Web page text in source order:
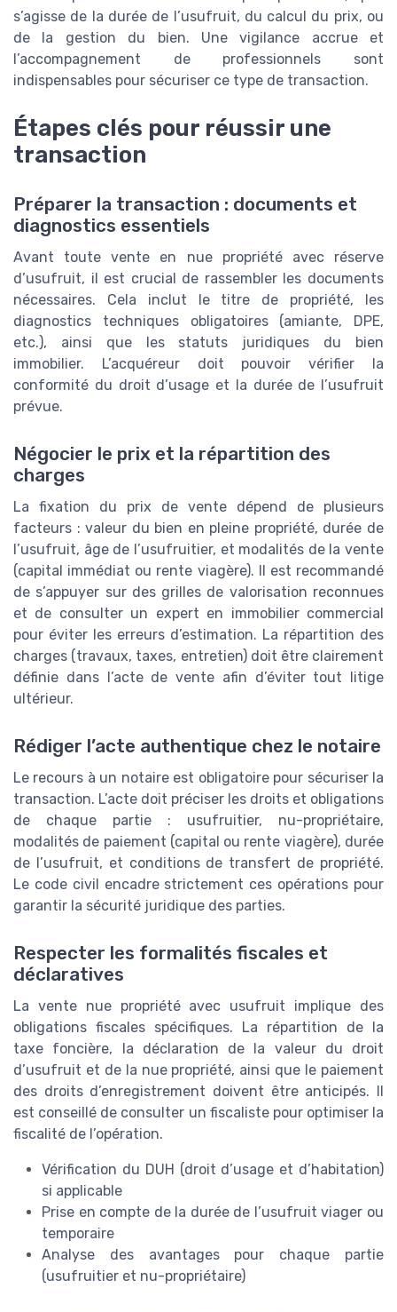
s’agisse de la durée de l’usufruit, du calcul du prix, ou
de la gestion du bien. Une vigilance accrue et
l’accompagnement de professionnels sont
indispensables pour sécuriser ce type de transaction.
Étapes clés pour réussir une
transaction
Préparer la transaction : documents et
diagnostics essentiels
Avant toute vente en nue propriété avec réserve
d’usufruit, il est crucial de rassembler les documents
nécessaires. Cela inclut le titre de propriété, les
diagnostics techniques obligatoires (amiante, DPE,
etc.), ainsi que les statuts juridiques du bien
immobilier. L’acquéreur doit pouvoir vérifier la
conformité du droit d’usage et la durée de l’usufruit
prévue.
Négocier le prix et la répartition des
charges
La fixation du prix de vente dépend de plusieurs
facteurs : valeur du bien en pleine propriété, durée de
l’usufruit, âge de l’usufruitier, et modalités de la vente
(capital immédiat ou rente viagère). Il est recommandé
de s’appuyer sur des grilles de valorisation reconnues
et de consulter un expert en immobilier commercial
pour éviter les erreurs d’estimation. La répartition des
charges (travaux, taxes, entretien) doit être clairement
définie dans l’acte de vente afin d’éviter tout litige
ultérieur.
Rédiger l’acte authentique chez le notaire
Le recours à un notaire est obligatoire pour sécuriser la
transaction. L’acte doit préciser les droits et obligations
de chaque partie : usufruitier, nu-propriétaire,
modalités de paiement (capital ou rente viagère), durée
de l’usufruit, et conditions de transfert de propriété.
Le code civil encadre strictement ces opérations pour
garantir la sécurité juridique des parties.
Respecter les formalités fiscales et
déclaratives
La vente nue propriété avec usufruit implique des
obligations fiscales spécifiques. La répartition de la
taxe foncière, la déclaration de la valeur du droit
d’usufruit et de la nue propriété, ainsi que le paiement
des droits d’enregistrement doivent être anticipés. Il
est conseillé de consulter un fiscaliste pour optimiser la
fiscalité de l’opération.
Vérification du DUH (droit d’usage et d’habitation)
si applicable
Prise en compte de la durée de l’usufruit viager ou
temporaire
Analyse des avantages pour chaque partie
(usufruitier et nu-propriétaire)